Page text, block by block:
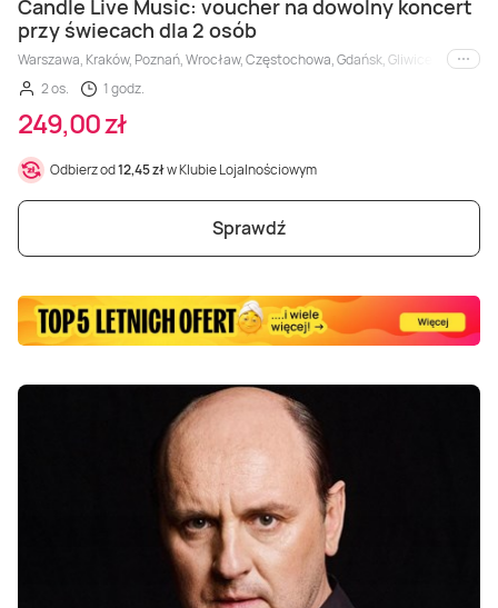
Masaż orientalny
Candle Live Music: voucher na dowolny koncert
przy świecach dla 2 osób
Warszawa, Kraków, Poznań, Wrocław, Częstochowa, Gdańsk, Gliwice,
i inne
2 os.
1 godz.
249,00 zł
Odbierz od12,45 złw Klubie Lojalnościowym
Sprawdź